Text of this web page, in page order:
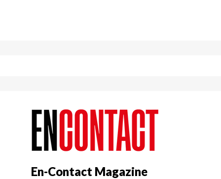
En-Contact Magazine